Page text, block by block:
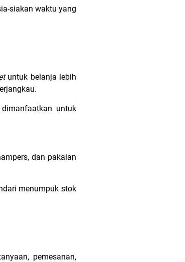
siakan waktu yang
untuk belanja lebih
untuk
dan pakaian
menumpuk stok
pemesanan,